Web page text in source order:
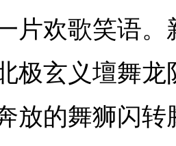
片欢歌笑语
极玄义壇舞
放的舞狮闪